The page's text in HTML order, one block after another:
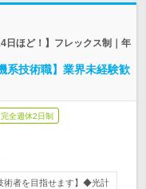
日ほど！】フレックス制｜年
系技術職】業界未経験歓
完全週休2日制
術者を目指せます】◆光計